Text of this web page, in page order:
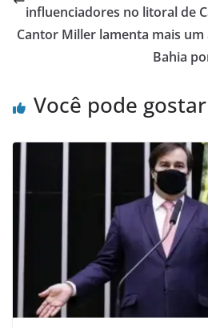
influenciadores no litoral de
Cantor Miller lamenta mais um
Bahia
Você pode